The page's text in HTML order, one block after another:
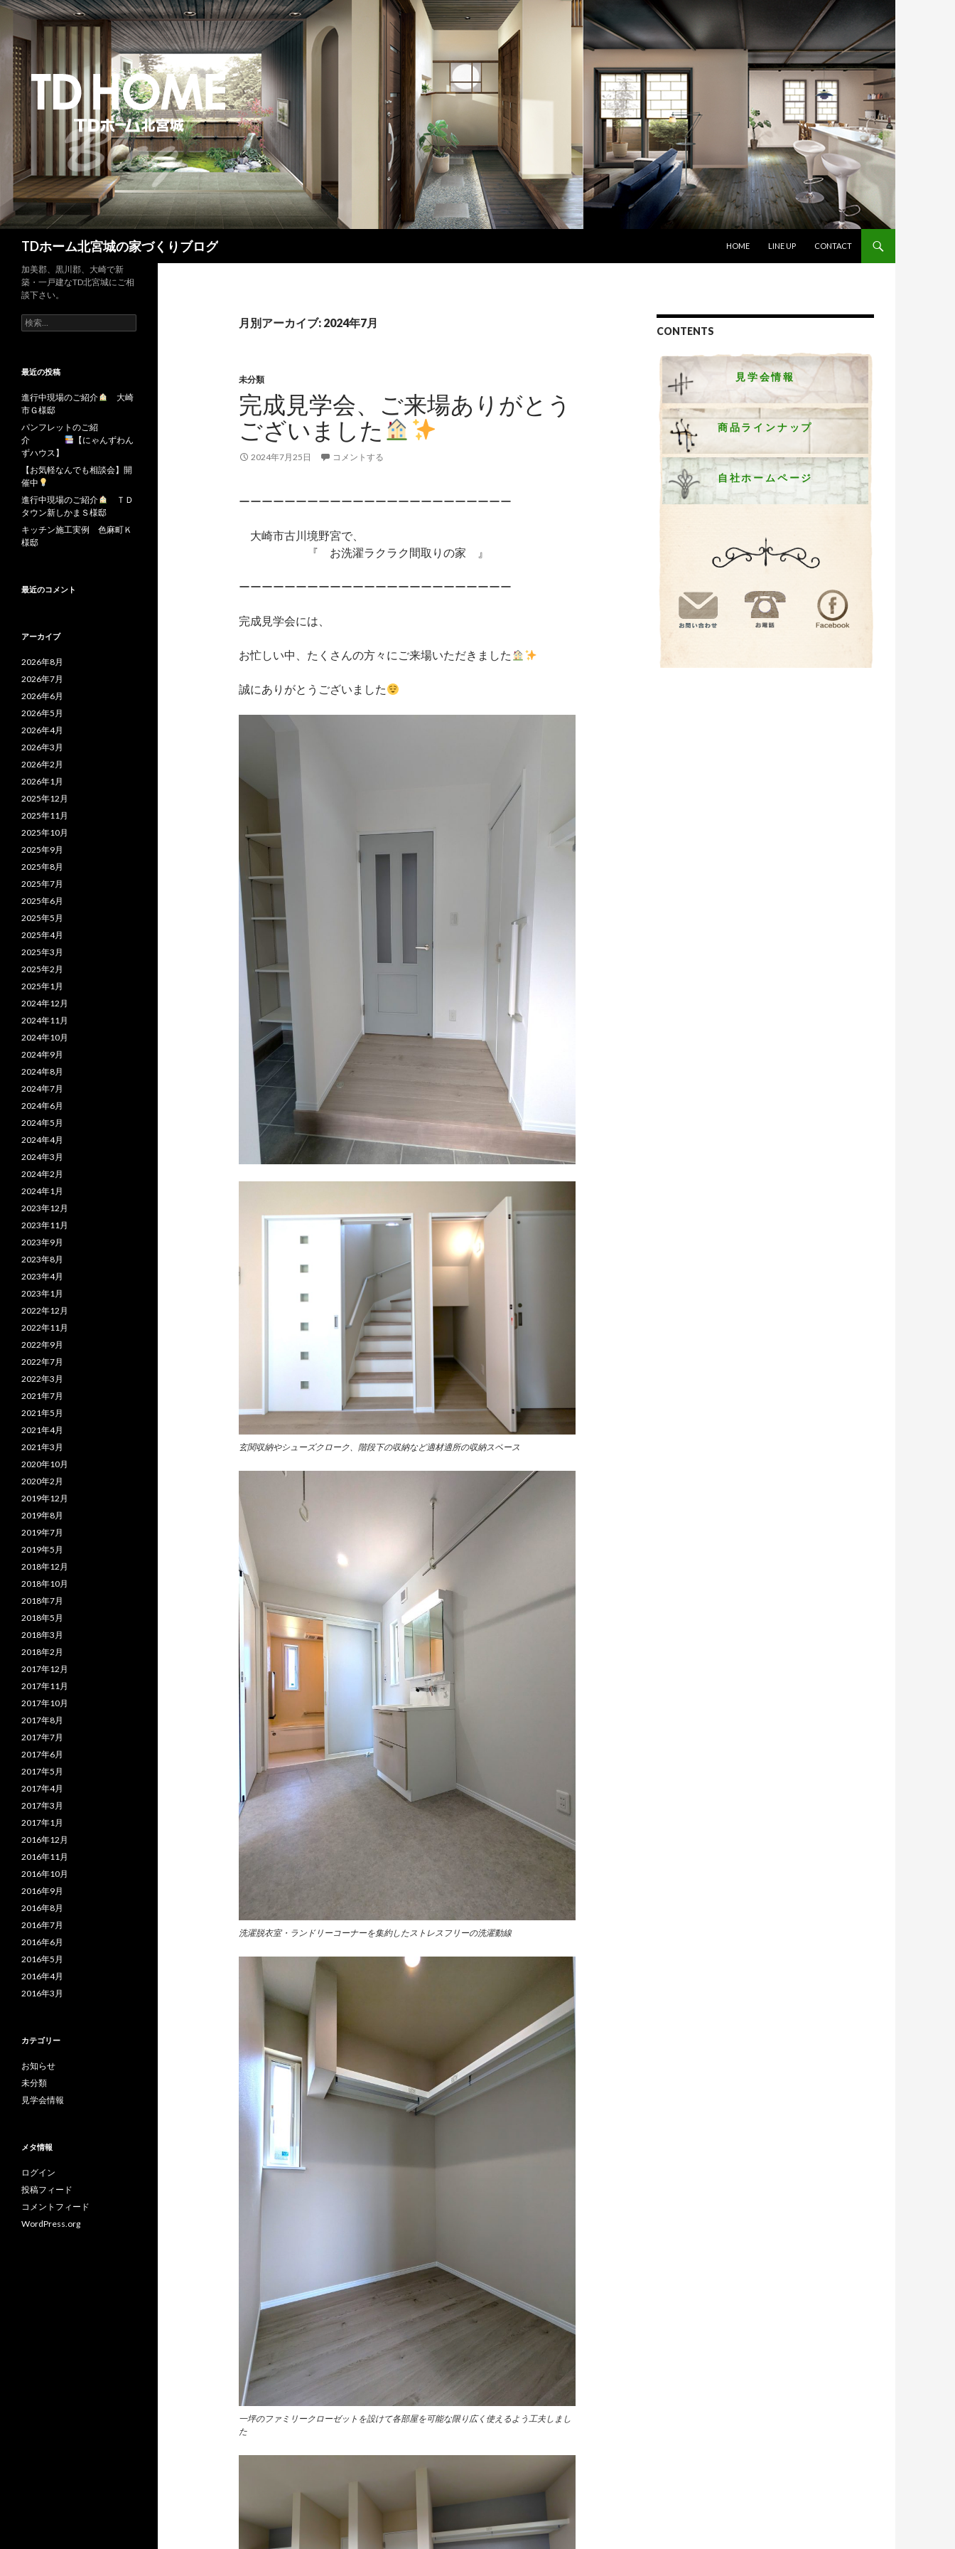
TDホーム北宮城の家づくりブログ
HOME
LINE UP CONTACT
月別アーカイブ: 2024年7月
未分類
完成見学会、ご来場ありがとう
ございました
2024年7月25日 コメントする
ーーーーーーーーーーーーーーーーーーーーーーーー
大崎市古川境野宮で、
『 お洗濯ラクラク間取りの家 』
ーーーーーーーーーーーーーーーーーーーーーーーー
完成見学会には、
お忙しい中、たくさんの方々にご来場いただきました
誠にありがとうございました
玄関収納やシューズクローク、階段下の収納など適材適所の収納スペース
洗濯脱衣室・ランドリーコーナーを集約したストレスフリーの洗濯動線
一坪のファミリークローゼットを設けて各部屋を可能な限り広く使えるよう工夫しまし
た
CONTENTS
見学会情報
商品ラインナップ
自社ホームページ
加美郡、黒川郡、大崎で新
築・一戸建なTD北宮城にご相
談下さい。
検
索:
最近の投稿
進行中現場のご紹介
大崎
市Ｇ様邸
パンフレットのご紹
介
【にゃんずわん
ずハウス】
【お気軽なんでも相談会】開
催中
進行中現場のご紹介
ＴＤ
タウン新しかまＳ様邸
キッチン施工実例 色麻町Ｋ
様邸
最近のコメント
アーカイブ
2026年8月
2026年7月
2026年6月
2026年5月
2026年4月
2026年3月
2026年2月
2026年1月
2025年12月
2025年11月
2025年10月
2025年9月
2025年8月
2025年7月
2025年6月
2025年5月
2025年4月
2025年3月
2025年2月
2025年1月
2024年12月
2024年11月
2024年10月
2024年9月
2024年8月
2024年7月
2024年6月
2024年5月
2024年4月
2024年3月
2024年2月
2024年1月
2023年12月
2023年11月
2023年9月
2023年8月
2023年4月
2023年1月
2022年12月
2022年11月
2022年9月
2022年7月
2022年3月
2021年7月
2021年5月
2021年4月
2021年3月
2020年10月
2020年2月
2019年12月
2019年8月
2019年7月
2019年5月
2018年12月
2018年10月
2018年7月
2018年5月
2018年3月
2018年2月
2017年12月
2017年11月
2017年10月
2017年8月
2017年7月
2017年6月
2017年5月
2017年4月
2017年3月
2017年1月
2016年12月
2016年11月
2016年10月
2016年9月
2016年8月
2016年7月
2016年6月
2016年5月
2016年4月
2016年3月
カテゴリー
お知らせ
未分類
見学会情報
メタ情報
ログイン
投稿フィード
コメントフィード
WordPress.org